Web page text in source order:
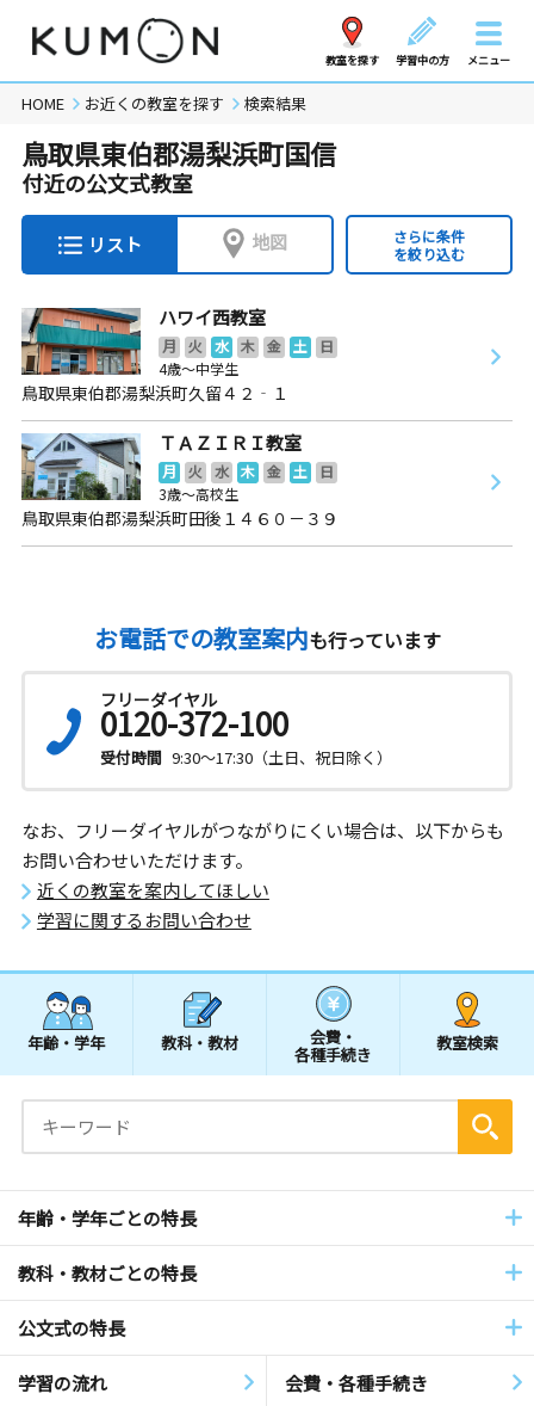
教室を探す 学習中の方 メニュー
HOME お近くの教室を探す 検索結果
鳥取県東伯郡湯梨浜町国信
付近の公文式教室
リスト 地図
さらに条件
を絞り込む
ハワイ西教室
月 火 水 木 金 土
日
4歳～中学生
鳥取県東伯郡湯梨浜町久留４２‐１
ＴＡＺＩＲＩ教室
月 火 水 木 金 土
日
3歳～高校生
鳥取県東伯郡湯梨浜町田後１４６０－３９
お電話での教室案内も行っています
フリーダイヤル
0120-372-100
受付時間 9:30～17:30（土日、祝日除く）
なお、フリーダイヤルがつながりにくい場合は、以下からも
お問い合わせいただけます。
近くの教室を案内してほしい
学習に関するお問い合わせ
年齢・学年 教科・教材 会費・
各種手続き
教室検索
年齢・学年ごとの特長
教科・教材ごとの特長
公文式の特長
学習の流れ 会費・各種手続き